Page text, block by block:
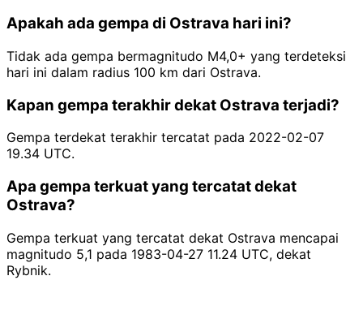
Apakah ada gempa di Ostrava hari ini?
Tidak ada gempa bermagnitudo M4,0+ yang terdeteksi
hari ini dalam radius 100 km dari Ostrava.
Kapan gempa terakhir dekat Ostrava terjadi?
Gempa terdekat terakhir tercatat pada 2022-02-07
19.34 UTC.
Apa gempa terkuat yang tercatat dekat
Ostrava?
Gempa terkuat yang tercatat dekat Ostrava mencapai
magnitudo 5,1 pada 1983-04-27 11.24 UTC, dekat
Rybnik.